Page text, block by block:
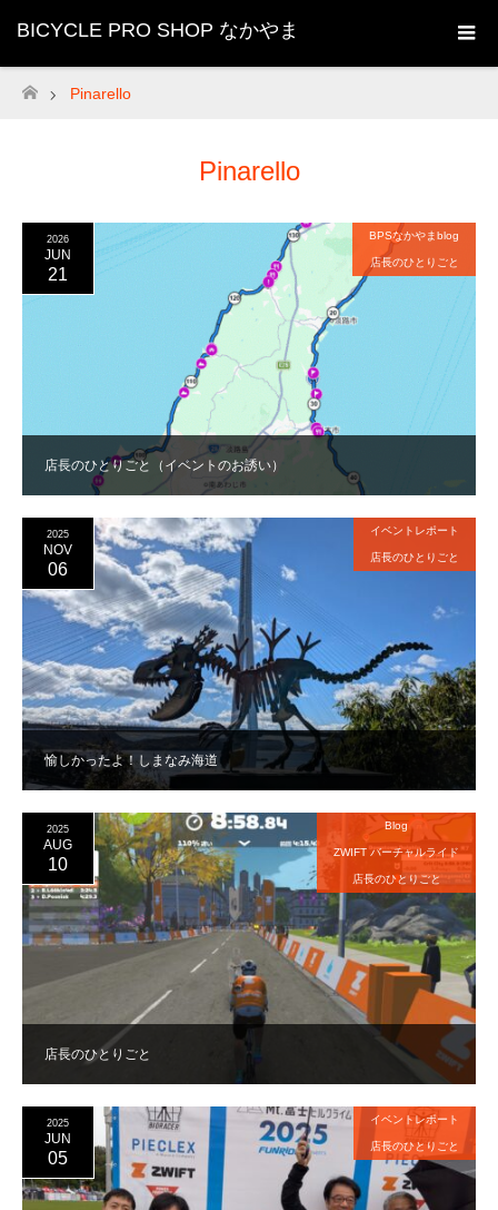
BICYCLE PRO SHOP なかやま
ホーム
Pinarello
Pinarello
店長のひとりごと（イベントのお誘い）
2026
JUN
21
BPSなかやまblog
店長のひとりごと
愉しかったよ！しまなみ海道
2025
NOV
06
イベントレポート
店長のひとりごと
店長のひとりごと
2025
AUG
10
Blog
ZWIFT バーチャルライド
店長のひとりごと
2025
JUN
05
イベントレポート
店長のひとりごと